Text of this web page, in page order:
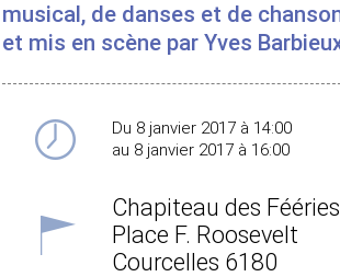
musical, de danses et de
et mis en scène par Yves
Du 8 janvier 2017 à 14:00
au 8 janvier 2017 à 16:00
Chapiteau des Fééries
Place F. Roosevelt
Courcelles 6180